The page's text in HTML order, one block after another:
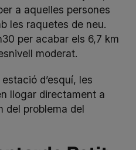
a aquelles persones
les raquetes de neu.
per acabar els 6,7 km
moderat.
d’esquí, les
llogar directament a
del problema del